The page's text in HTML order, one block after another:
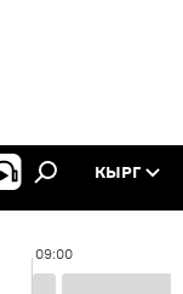
КЫРГ
09:00